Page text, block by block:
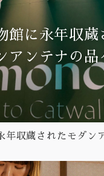
館に永年収蔵
アンテナの品
年収蔵されたモダン